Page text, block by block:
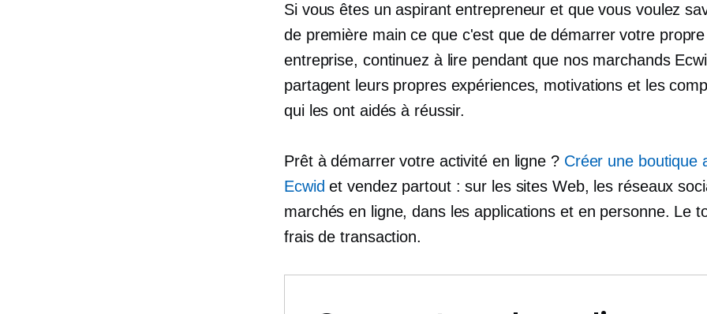
Si vous êtes un aspirant entrepreneur et que vous voulez
de première main ce que c'est que de démarrer votre propre
entreprise, continuez à lire pendant que nos marchands
partagent leurs propres expériences, motivations et les
qui les ont aidés à réussir.
Prêt à démarrer votre activité en ligne ? Créer une boutique
Ecwid et vendez partout : sur les sites Web, les réseaux
marchés en ligne, dans les applications et en personne. Le
frais de transaction.